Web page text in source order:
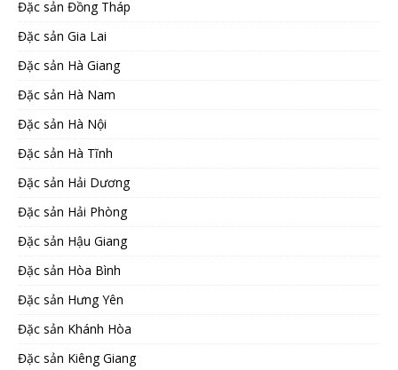
Đặc sản Đồng Tháp
Đặc sản Gia Lai
Đặc sản Hà Giang
Đặc sản Hà Nam
Đặc sản Hà Nội
Đặc sản Hà Tĩnh
Đặc sản Hải Dương
Đặc sản Hải Phòng
Đặc sản Hậu Giang
Đặc sản Hòa Bình
Đặc sản Hưng Yên
Đặc sản Khánh Hòa
Đặc sản Kiêng Giang